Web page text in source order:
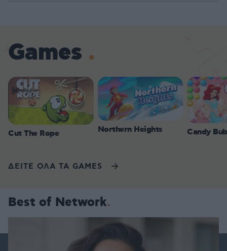
Games
Cut The Rope Northern Heights Candy
ΔΕΙΤΕ ΟΛΑ ΤΑ GAMES
Best of Network